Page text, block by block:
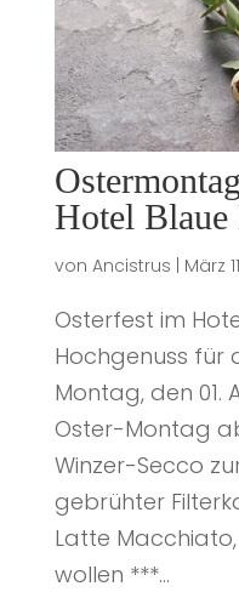
Hotel Blaue
von Ancistrus März
Osterfest im
Hochgenuss für
Montag, den 01.
Oster-Montag ab
Winzer-Secco
gebrühter
Latte Macchiato,
wollen ***...